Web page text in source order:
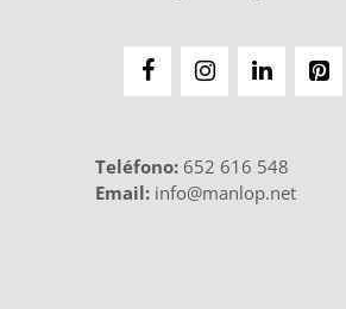
Teléfono: 652 616 548
Email: info@manlop.net